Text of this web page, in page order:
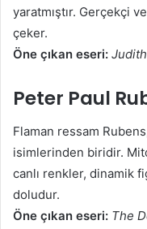
yaratmıştır. Gerçekçi
çeker.
Öne çıkan eseri:
Peter Paul
Flaman ressam
isimlerinden biridir.
canlı renkler, dinamik
doludur.
Öne çıkan eseri: The